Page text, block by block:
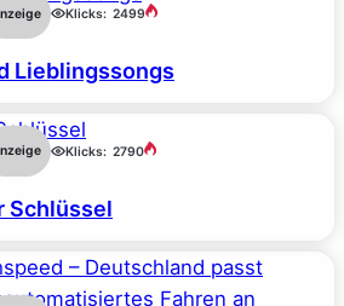
Klicks: 2499
Lieblingssongs
Klicks: 2790
Schlüssel